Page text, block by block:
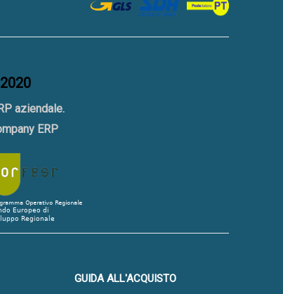
aziendale.
ERP
GUIDA ALL'ACQUISTO